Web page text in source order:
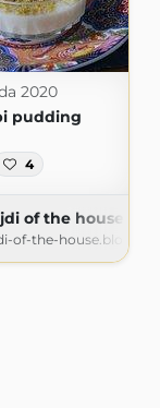
2020
pudding
4
of the house
of-the-